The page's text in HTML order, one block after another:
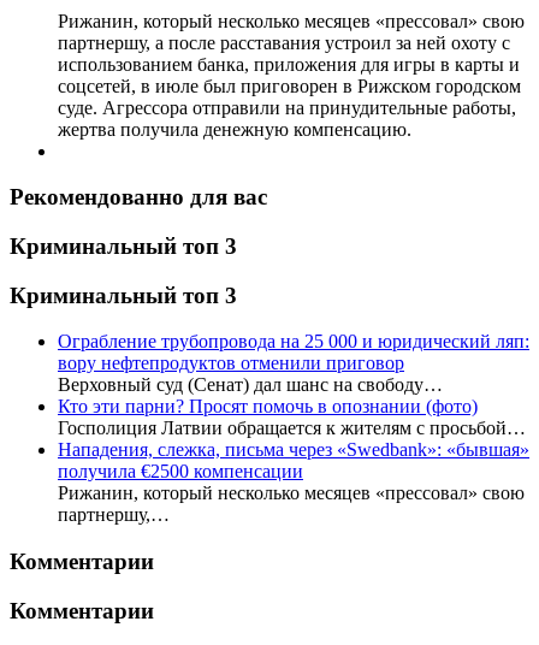
Рижанин, который несколько месяцев «прессовал» свою
партнершу, а после расставания устроил за ней охоту с
использованием банка, приложения для игры в карты и
соцсетей, в июле был приговорен в Рижском городском
суде. Агрессора отправили на принудительные работы,
жертва получила денежную компенсацию.
Рекомендованно для вас
Криминальный топ 3
Криминальный топ 3
Ограбление трубопровода на 25 000 и юридический ляп:
вору нефтепродуктов отменили приговор
Верховный суд (Сенат) дал шанс на свободу…
Кто эти парни? Просят помочь в опознании (фото)
Госполиция Латвии обращается к жителям с просьбой…
Нападения, слежка, письма через «Swedbank»: «бывшая»
получила €2500 компенсации
Рижанин, который несколько месяцев «прессовал» свою
партнершу,…
Комментарии
Комментарии